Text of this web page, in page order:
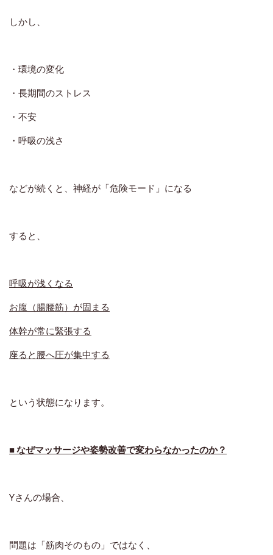
しかし、
・環境の変化
・長期間のストレス
・不安
・呼吸の浅さ
などが続くと、 神経が「危険モード」になる
すると、
呼吸が浅くなる
お腹（腸腰筋）が固まる
体幹が常に緊張する
座ると腰へ圧が集中する
という状態になります。
■ なぜマッサージや姿勢改善で変わらなかったのか？
Yさんの場合、
問題は「筋肉そのもの」ではなく、